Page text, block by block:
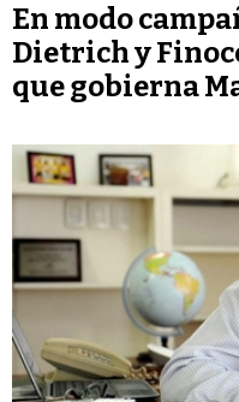
En modo
Dietrich y
que gobierna